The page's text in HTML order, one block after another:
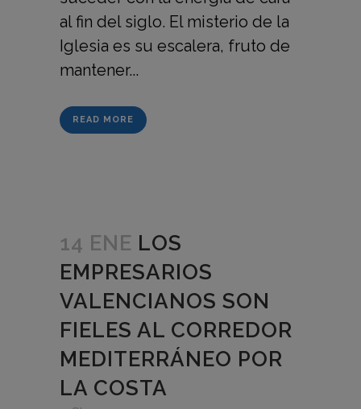
al fin del siglo. El misterio de la
Iglesia es su escalera, fruto de
mantener...
READ MORE
14 ENE LOS
EMPRESARIOS
VALENCIANOS SON
FIELES AL CORREDOR
MEDITERRÁNEO POR
LA COSTA